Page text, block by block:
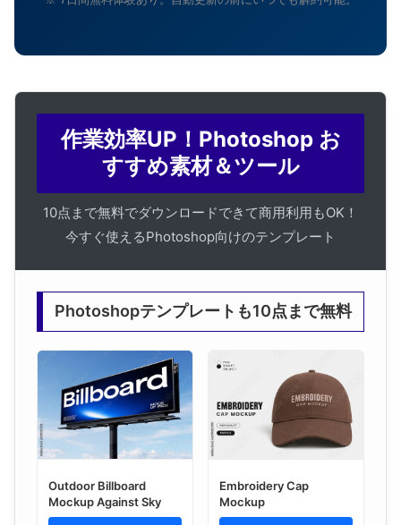
作業効率UP！Photoshop お
すすめ素材＆ツール
10点まで無料でダウンロードできて商用利用もOK！
今すぐ使えるPhotoshop向けのテンプレート
Photoshopテンプレートも10点まで無料
Outdoor Billboard
Mockup Against Sky
Embroidery Cap
Mockup